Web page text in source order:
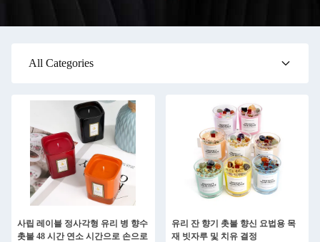
All Categories
사립 레이블 정사각형 유리 병 향수
촛불 48 시간 연소 시간으로 손으로
유리 잔 향기 촛불 향신 요법용 목
재 빗자루 및 치유 결정